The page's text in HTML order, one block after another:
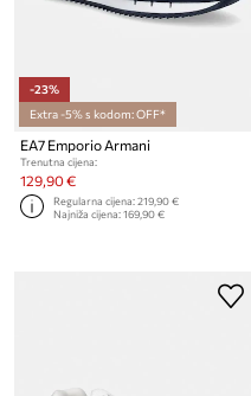
-23%
Extra -5% s kodom: OFF*
EA7 Emporio Armani
Trenutna cijena:
129,90 €
Regularna cijena:219,90 €
Najniža cijena:169,90 €